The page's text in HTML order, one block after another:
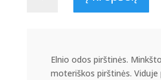
PIRŠTINĖSElnio odos pirštinės.
moteriškos pirštinės.